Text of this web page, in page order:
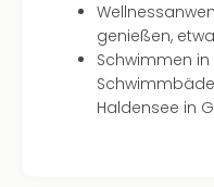
genießen,
Schwimmen
Haldensee in